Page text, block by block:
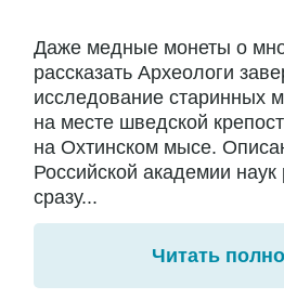
Даже медные монеты о
рассказать Археологи
исследование старинных
на месте шведской
на Охтинском мысе.
Российской академии
сразу...
Читать